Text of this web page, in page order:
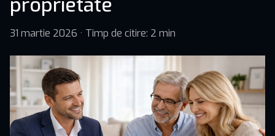
31 martie 2026 · Timp de citire: 2 min